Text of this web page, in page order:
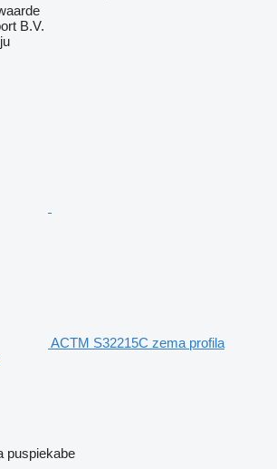
B.V.
ACTM S32215C zema profila
puspiekabe